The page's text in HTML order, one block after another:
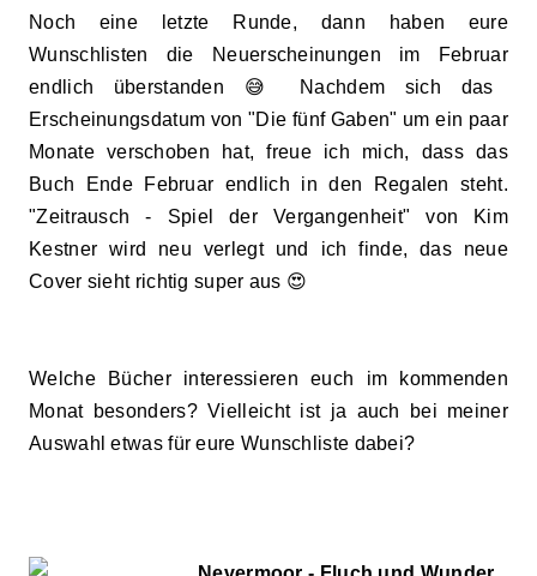
Noch eine letzte Runde, dann haben eure
Wunschlisten die Neuerscheinungen im Februar
endlich überstanden 😅 Nachdem sich das
Erscheinungsdatum von "Die fünf Gaben" um ein paar
Monate verschoben hat, freue ich mich, dass das
Buch Ende Februar endlich in den Regalen steht.
"Zeitrausch - Spiel der Vergangenheit" von Kim
Kestner wird neu verlegt und ich finde, das neue
Cover sieht richtig super aus 😍
Welche Bücher interessieren euch im kommenden
Monat besonders? Vielleicht ist ja auch bei meiner
Auswahl etwas für eure Wunschliste dabei?